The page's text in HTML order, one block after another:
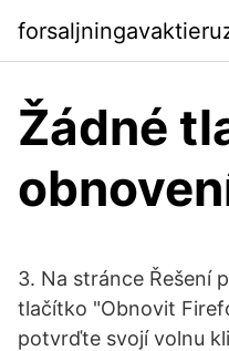
Žádné
3. Na stránce Řešení
tlačítko "Obnovit
potvrďte svojí volnu